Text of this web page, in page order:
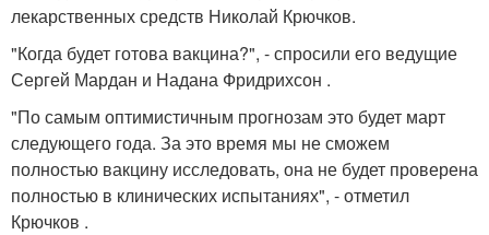
лекарственных средств Николай Крючков.
"Когда будет готова вакцина?", - спросили его ведущие
Сергей Мардан и Надана Фридрихсон .
"По самым оптимистичным прогнозам это будет март
следующего года. За это время мы не сможем
полностью вакцину исследовать, она не будет проверена
полностью в клинических испытаниях", - отметил
Крючков .